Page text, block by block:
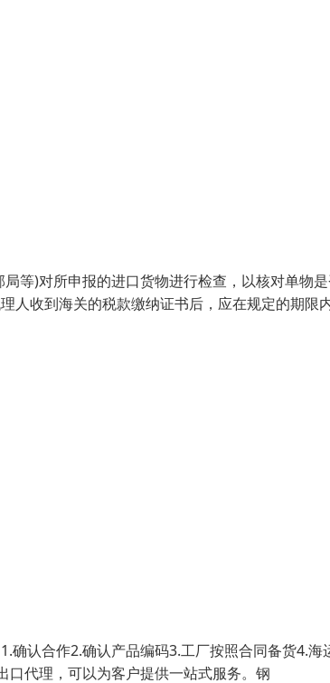
等)对所申报的进口货物进行检查，以核对单物
人收到海关的税款缴纳证书后，应在规定的期限
确认合作2.确认产品编码3.工厂按照合同备货4.海
代理，可以为客户提供一站式服务。钢